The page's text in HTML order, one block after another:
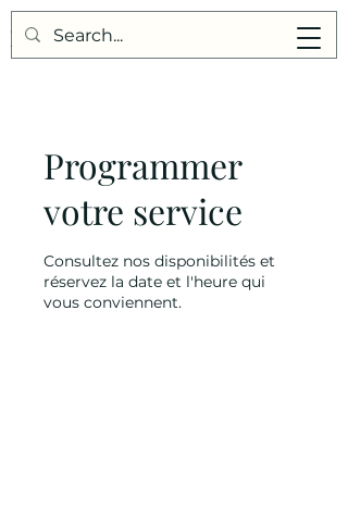
Points de Suture
Programmer
votre service
Consultez nos disponibilités et
réservez la date et l'heure qui
vous conviennent.